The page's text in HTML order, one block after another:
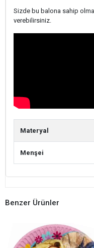
Sizde bu balona sahip
verebilirsiniz.
Materyal
Menşei
Benzer Ürünler